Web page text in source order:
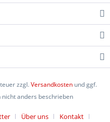
zzgl.Versandkosten und ggf.
anders beschrieben
Über uns
Kontakt